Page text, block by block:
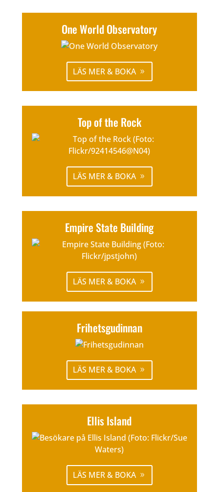
One World Observatory
LÄS MER & BOKA
Top of the Rock
LÄS MER & BOKA
Empire State Building
LÄS MER & BOKA
Frihetsgudinnan
LÄS MER & BOKA
Ellis Island
LÄS MER & BOKA